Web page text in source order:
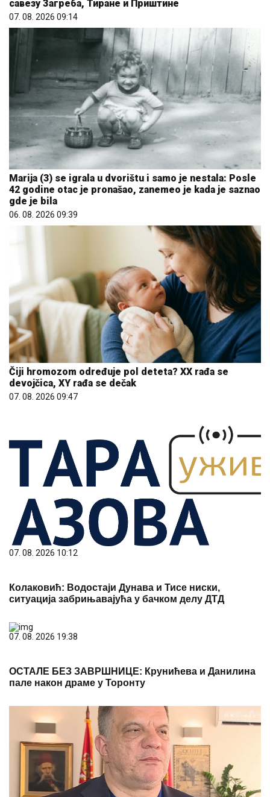
савезу Загреба, Тиране и Приштине
07. 08. 2026 09:14
Marija (3) se igrala u dvorištu i samo je nestala: Posle
42 godine otac je pronašao, zanemeo je kada je saznao
gde je bila
06. 08. 2026 09:39
Čiji hromozom određuje pol deteta? XX rađa se
devojčica, XY rađa se dečak
07. 08. 2026 09:47
07. 08. 2026 10:12
Колаковић: Водостаји Дунава и Тисе ниски,
ситуација забрињавајућа у бачком делу ДТД
07. 08. 2026 19:38
ОСТАЛЕ БЕЗ ЗАВРШНИЦЕ: Крунићева и Данилина
пале након драме у Торонту